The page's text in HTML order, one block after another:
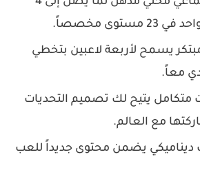
مخصصاً.
يسمح لأربعة لاعبين بتخطي
معاً.
متكامل يتيح لك تصميم التحديات
مع العالم.
ديناميكي يضمن محتوى جديداً للعب